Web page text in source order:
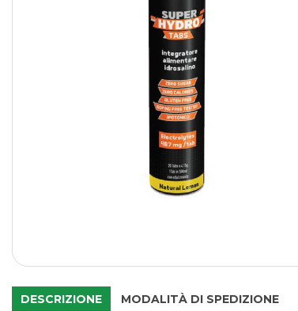
DESCRIZIONE MODALITÀ DI SPEDIZIONE